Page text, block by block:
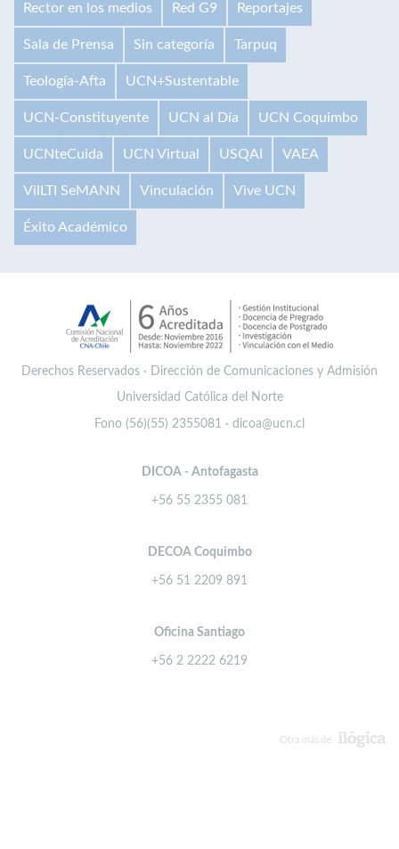
Rector en los medios Red G9 Reportajes
Sala de Prensa Sin categoría Tarpuq
Teología-Afta UCN+Sustentable
UCN-Constituyente UCN al Día UCN Coquimbo
UCNteCuida UCN Virtual USQAI VAEA
VilLTI SeMANN Vinculación Vive UCN
Éxito Académico
Derechos Reservados · Dirección de Comunicaciones y Admisión
Universidad Católica del Norte
Fono (56)(55) 2355081 · dicoa@ucn.cl
DICOA - Antofagasta
+56 55 2355 081
DECOA Coquimbo
+56 51 2209 891
Oficina Santiago
+56 2 2222 6219